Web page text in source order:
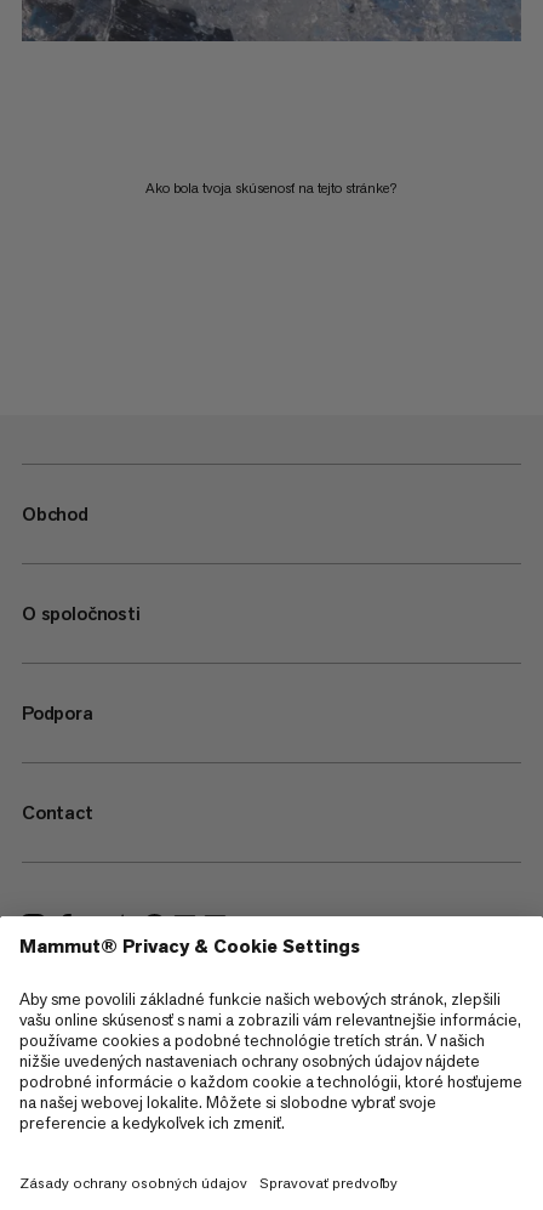
Ako bola tvoja skúsenosť na tejto stránke?
Obchod
O spoločnosti
Podpora
Contact
—
Sitemap
Cookies
Právne informácie